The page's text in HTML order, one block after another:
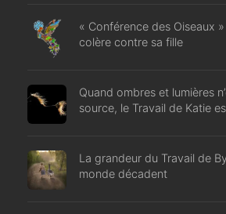
« Conférence des Oiseaux
colère contre sa fille
Quand ombres et lumières
source, le Travail de Katie
La grandeur du Travail de
monde décadent